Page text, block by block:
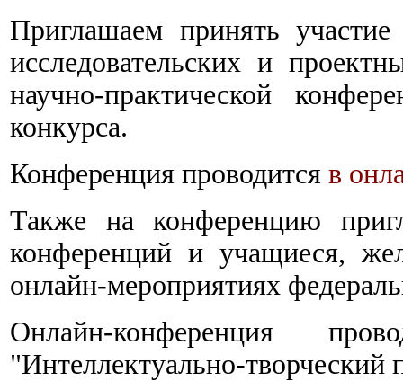
Приглашаем принять
исследовательских и
научно-практической
конкурса.
Конференция проводится в
Также на конференцию
конференций и учащиеся,
онлайн-мероприятиях
Онлайн-конференция
"Интеллектуально-творческий